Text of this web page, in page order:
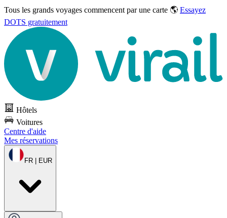
Tous les grands voyages commencent par une carte 🌎 Essayez
DOTS gratuitement
Hôtels
Voitures
Centre d'aide
Mes réservations
FR | EUR